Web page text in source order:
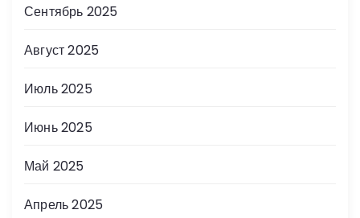
Сентябрь 2025
Август 2025
Июль 2025
Июнь 2025
Май 2025
Апрель 2025